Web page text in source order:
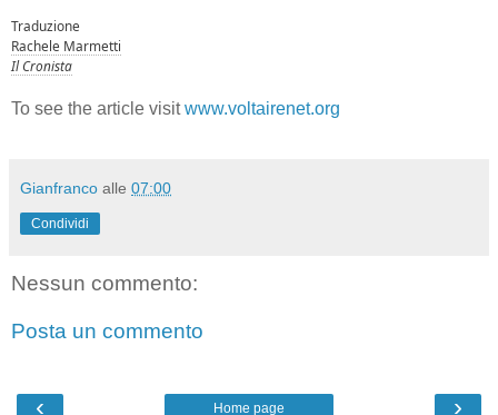
Traduzione
Rachele Marmetti
Il Cronista
To see the article visitwww.voltairenet.org
Gianfranco alle 07:00
Condividi
Nessun commento:
Posta un commento
‹ ›
Home page